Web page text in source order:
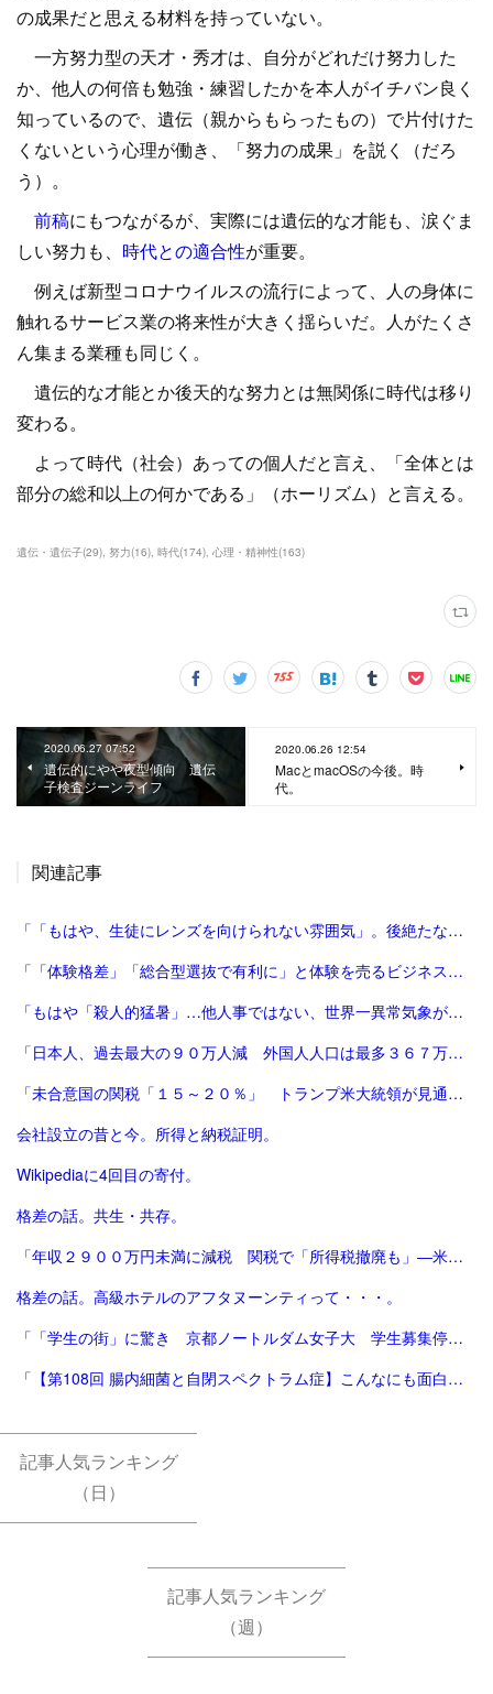
の成果だと思える材料を持っていない。
一方努力型の天才・秀才は、自分がどれだけ努力した
か、他人の何倍も勉強・練習したかを本人がイチバン良く
知っているので、遺伝（親からもらったもの）で片付けた
くないという心理が働き、「努力の成果」を説く（だろ
う）。
前稿にもつながるが、実際には遺伝的な才能も、涙ぐま
しい努力も、 時代との適合性が重要。
例えば新型コロナウイルスの流行によって、人の身体に
触れるサービス業の将来性が大きく揺らいだ。人がたくさ
ん集まる業種も同じく。
遺伝的な才能とか後天的な努力とは無関係に時代は移り
変わる。
よって時代（社会）あっての個人だと言え、「全体とは
部分の総和以上の何かである」（ホーリズム）と言える。
遺伝・遺伝子(29) 努力(16) 時代(174) 心理・精神性(163)
2020.06.27 07:52
遺伝的にやや夜型傾向 遺伝
子検査ジーンライフ
2020.06.26 12:54
MacとmacOSの今後。時
代。
関連記事
「「もはや、生徒にレンズを向けられない雰囲気」。後絶たない教員による盗撮、現場に波紋――運動会や修学旅行控え、先生が萎縮するワケ | 鹿児島のニュース | 南日本新聞デジタル」
「「体験格差」「総合型選抜で有利に」と体験を売るビジネスは”不安商法なのでは”という指摘の増加 #エキスパートトピ（杉浦由美子） - エキスパート - Yahoo!ニュース」
「もはや「殺人的猛暑」…他人事ではない、世界一異常気象が発生する国とは？ | ニュースな本 | ダイヤモンド・オンライン」
「日本人、過去最大の９０万人減 外国人人口は最多３６７万人―総務省：時事ドットコム」
「未合意国の関税「１５～２０％」 トランプ米大統領が見通し：時事ドットコム」
会社設立の昔と今。所得と納税証明。
Wikipediaに4回目の寄付。
格差の話。共生・共存。
「年収２９００万円未満に減税 関税で「所得税撤廃も」―米大統領：時事ドットコム」
格差の話。高級ホテルのアフタヌーンティって・・・。
「「学生の街」に驚き 京都ノートルダム女子大 学生募集停止へ [京都府]：朝日新聞」
「【第108回 腸内細菌と自閉スペクトラム症】こんなにも面白い医学の世界 からだのトリビア教えます｜プライマリケアと救急を中心とした総合誌：レジデントノートホームページへようこそ - 羊土社」
記事人気ランキング
（日）
記事人気ランキング
（週）